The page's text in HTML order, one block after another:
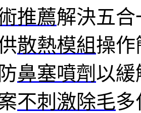
推薦解決五
散熱模組操作
鼻塞噴劑 以緩
不刺激除毛多